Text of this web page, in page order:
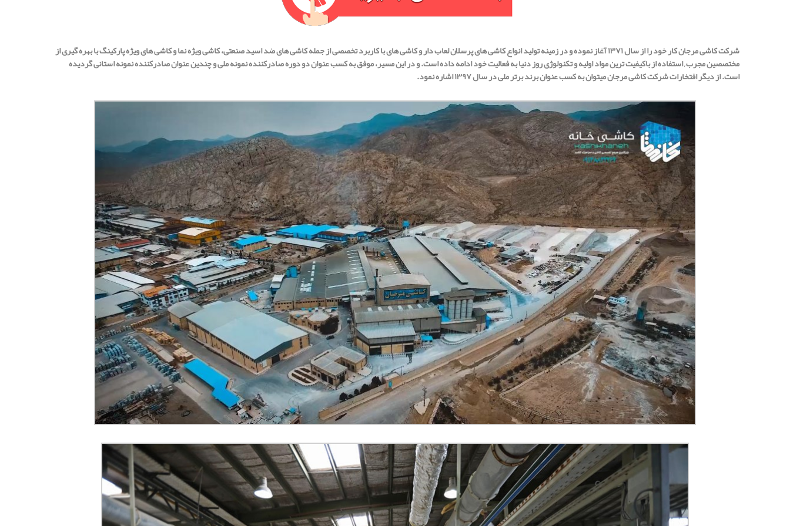
شرکت کاشی مرجان کار خود را از سال ۱۳۷۱ آغاز نموده و در زمینه تولید انواع کاشی های پرسلان لعاب دار و کاشی های با کاربرد تخصصی از جمله کاشی های ضد اسید صنعتی، کاشی ویژه نما و کاشی های ویژه پارکینگ با بهره گیری از
مختصصین مجرب , استفاده از باکیفیت ترین مواد اولیه و تکنولوژی روز دنیا به فعالیت خود ادامه داده است. و در این مسیر، موفق به کسب عنوان دو دوره صادرکننده نمونه ملی و چندین عنوان صادرکننده نمونه استانی گردیده
است. از دیگر افتخارات شرکت کاشی مرجان میتوان به کسب عنوان برند برتر ملی در سال ۱۳۹۷ اشاره نمود.